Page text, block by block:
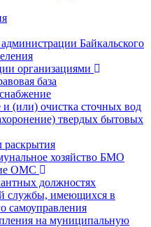
Байкальского
организациями
база
и (или) очистка сточных вод
твердых бытовых
хозяйство БМО
ОМС
должностях
службы, имеющихся в
самоуправления
на муниципальную